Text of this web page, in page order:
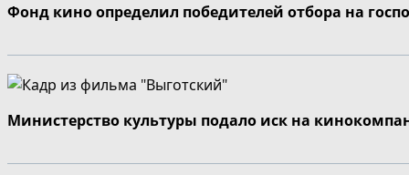
Фонд кино определил победителей отбора на
Министерство культуры подало иск на